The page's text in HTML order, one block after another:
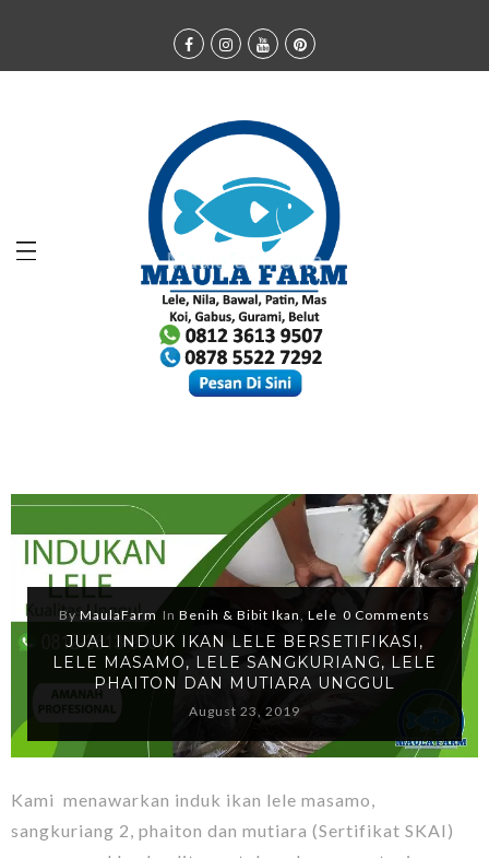
By MaulaFarm In Benih & Bibit Ikan, Lele 0 Comments
JUAL INDUK IKAN LELE BERSETIFIKASI,
LELE MASAMO, LELE SANGKURIANG, LELE
PHAITON DAN MUTIARA UNGGUL
August 23, 2019
Kami menawarkan induk ikan lele masamo,
sangkuriang 2, phaiton dan mutiara (Sertifikat SKAI)